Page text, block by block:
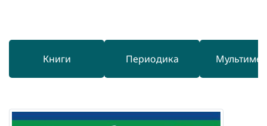
Книги Периодика